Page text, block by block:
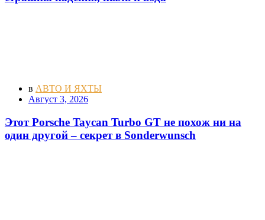
в АВТО И ЯХТЫ
Август 3, 2026
Этот Porsche Taycan Turbo GT не похож ни на
один другой – секрет в Sonderwunsch